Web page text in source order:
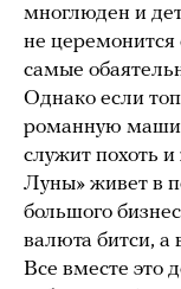
многлюден и
не церемонится
самые
Однако если
романную
служит похоть
Луны» живет в
большого
валюта битси, а
Все вместе это